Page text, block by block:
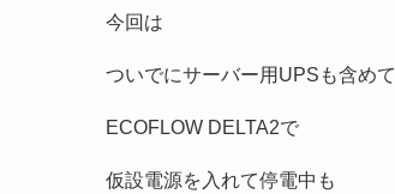
今回は
ついでにサーバー用UPSも含めて
ECOFLOW DELTA2で
仮設電源を入れて停電中も